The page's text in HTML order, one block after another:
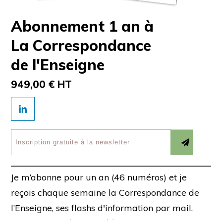
Abonnement 1 an à
La Correspondance
de l'Enseigne
949,00 € HT
Je m’abonne pour un an (46 numéros) et je
reçois chaque semaine la Correspondance de
l’Enseigne, ses flashs d'information par mail,